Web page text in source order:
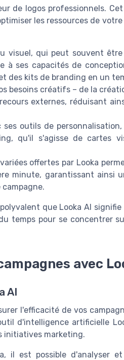
de logos professionnels.
les ressources de
visuel, qui peut souvent
à ses capacités de
des kits de branding en un
besoins créatifs – de la
externes, réduisant
outils de
qu'il s'agisse de cartes
offertes par Looka
minute, garantissant ainsi
que Looka AI
temps pour se concentrer
avec
AI
l'efficacité de vos
d'intelligence artificielle
initiatives marketing.
il est possible d'analyser